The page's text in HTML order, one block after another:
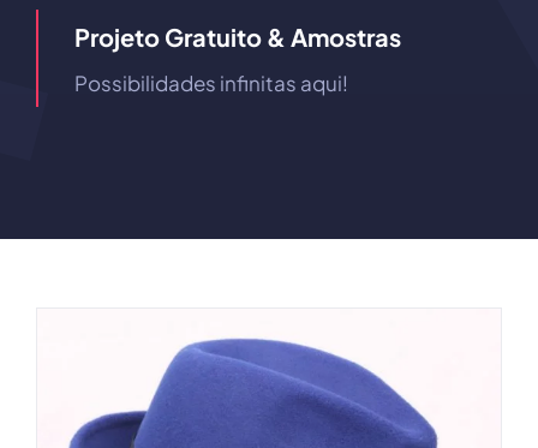
Projeto Gratuito & Amostras
Possibilidades infinitas aqui!